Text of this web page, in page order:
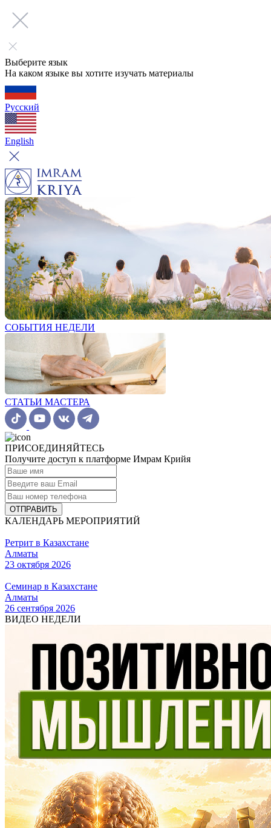
Выберите язык
На каком языке вы хотите изучать материалы
Русский
English
СОБЫТИЯ НЕДЕЛИ
СТАТЬИ МАСТЕРА
ПРИСОЕДИНЯЙТЕСЬ
Получите доступ к платформе Имрам Крийя
ОТПРАВИТЬ
КАЛЕНДАРЬ МЕРОПРИЯТИЙ
Ретрит в Казахстане
Алматы
23 октября 2026
Семинар в Казахстане
Алматы
26 сентября 2026
ВИДЕО НЕДЕЛИ